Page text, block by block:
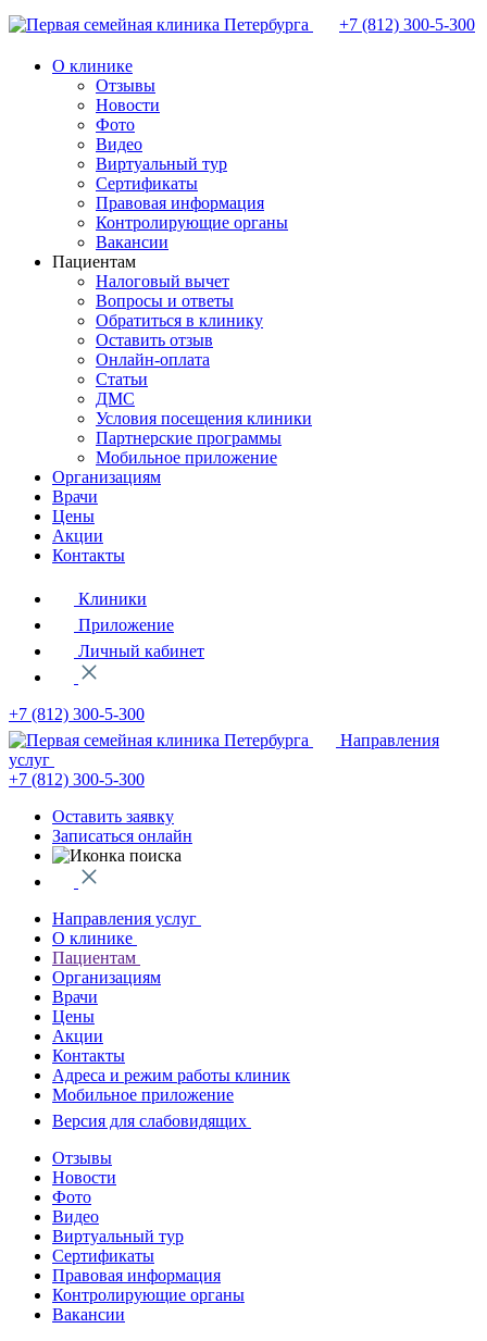
+7 (812) 300-5-300
О клинике
Отзывы
Новости
Фото
Видео
Виртуальный тур
Сертификаты
Правовая информация
Контролирующие органы
Вакансии
Пациентам
Налоговый вычет
Вопросы и ответы
Обратиться в клинику
Оставить отзыв
Онлайн-оплата
Статьи
ДМС
Условия посещения клиники
Партнерские программы
Мобильное приложение
Организациям
Врачи
Цены
Акции
Контакты
Клиники
Приложение
Личный кабинет
+7 (812) 300-5-300
Направления
услуг
+7 (812) 300-5-300
Оставить заявку
Записаться онлайн
Направления услуг
О клинике
Пациентам
Организациям
Врачи
Цены
Акции
Контакты
Адреса и режим работы клиник
Мобильное приложение
Версия для слабовидящих
Отзывы
Новости
Фото
Видео
Виртуальный тур
Сертификаты
Правовая информация
Контролирующие органы
Вакансии